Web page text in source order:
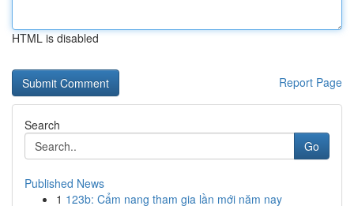
HTML is disabled
Report Page
Search
Go
Published News
1 123b: Cẩm nang tham gia lần mới năm nay